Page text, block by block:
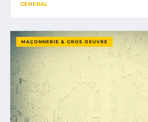
GENERAL
MAÇONNERIE & GROS OEUVRE